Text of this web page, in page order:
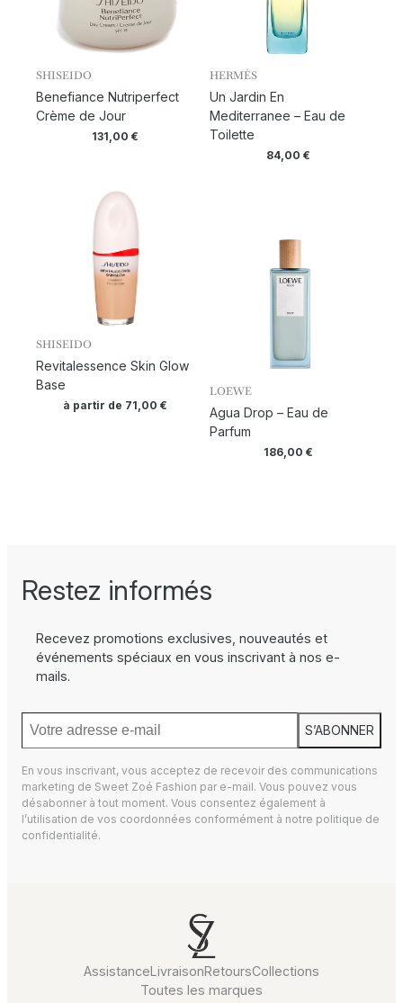
SHISEIDO
Benefiance Nutriperfect
Crème de Jour
131,00 €
HERMÈS
Un Jardin En
Mediterranee – Eau de
Toilette
84,00 €
SHISEIDO
Revitalessence Skin Glow
Base
à partir de 71,00 €
LOEWE
Agua Drop – Eau de
Parfum
186,00 €
Restez informés
Recevez promotions exclusives, nouveautés et
événements spéciaux en vous inscrivant à nos e-
mails.
S’ABONNER
En vous inscrivant, vous acceptez de recevoir des communications
marketing de Sweet Zoé Fashion par e-mail. Vous pouvez vous
désabonner à tout moment. Vous consentez également à
l’utilisation de vos coordonnées conformément à notre politique de
confidentialité.
AssistanceLivraisonRetoursCollections
Toutes les marques